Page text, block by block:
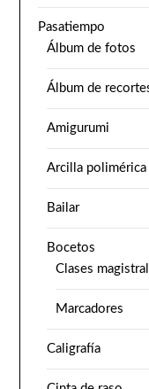
Pasatiempo
Álbum de fotos
Álbum de
Amigurumi
Arcilla polimérica
Bailar
Bocetos
Clases
Marcadores
Caligrafía